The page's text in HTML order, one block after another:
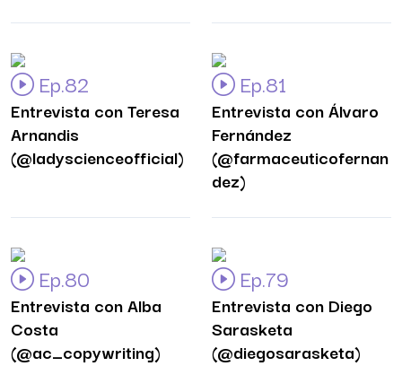
Ep.82
Entrevista con Teresa
Arnandis
(@ladyscienceofficial)
Ep.81
Entrevista con Álvaro
Fernández
(@farmaceuticofernan
dez)
Ep.80
Entrevista con Alba
Costa
(@ac_copywriting)
Ep.79
Entrevista con Diego
Sarasketa
(@diegosarasketa)